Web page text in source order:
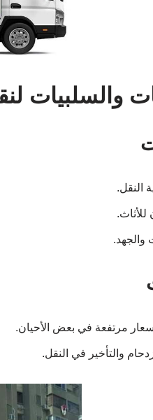
والسلبيات
النقل.
للأثاث.
والجهد.
مرتفعة في بعض الأحيان.
والتأخير في النقل.